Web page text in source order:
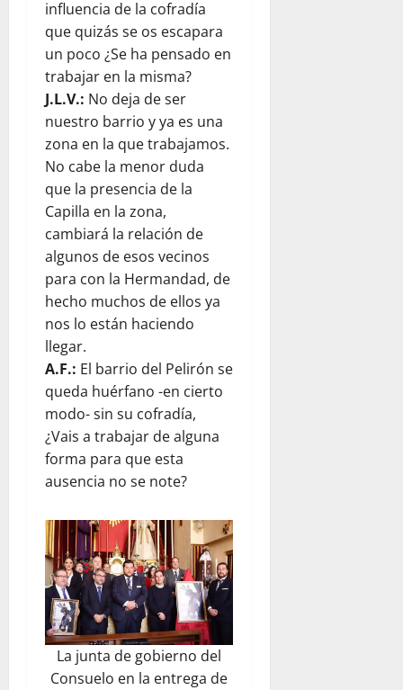
influencia de la cofradía
que quizás se os escapara
un poco ¿Se ha pensado en
trabajar en la misma?
J.L.V.: No deja de ser
nuestro barrio y ya es una
zona en la que trabajamos.
No cabe la menor duda
que la presencia de la
Capilla en la zona,
cambiará la relación de
algunos de esos vecinos
para con la Hermandad, de
hecho muchos de ellos ya
nos lo están haciendo
llegar.
A.F.: El barrio del Pelirón se
queda huérfano -en cierto
modo- sin su cofradía,
¿Vais a trabajar de alguna
forma para que esta
ausencia no se note?
La junta de gobierno del
Consuelo en la entrega de